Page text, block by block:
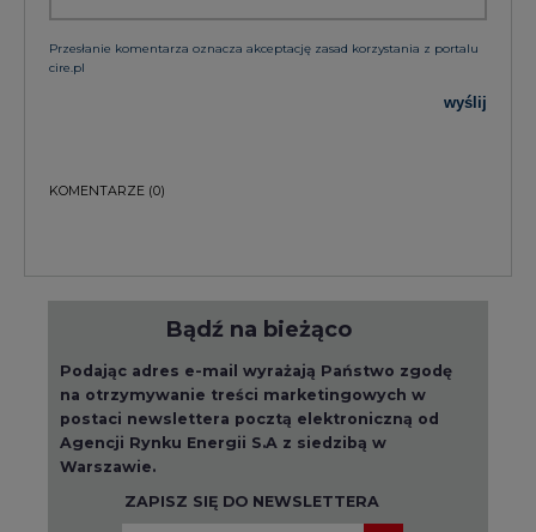
Przesłanie komentarza oznacza akceptację zasad korzystania z portalu
cire.pl
wyślij
KOMENTARZE (0)
Bądź na bieżąco
Podając adres e-mail wyrażają Państwo zgodę
na otrzymywanie treści marketingowych w
postaci newslettera pocztą elektroniczną od
Agencji Rynku Energii S.A z siedzibą w
Warszawie.
ZAPISZ SIĘ DO NEWSLETTERA